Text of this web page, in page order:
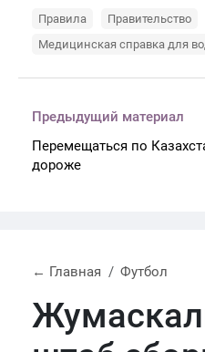
Правила Правительство
Медицинская справка для
Предыдущий материал
Перемещаться по
дороже
← Главная Футбол